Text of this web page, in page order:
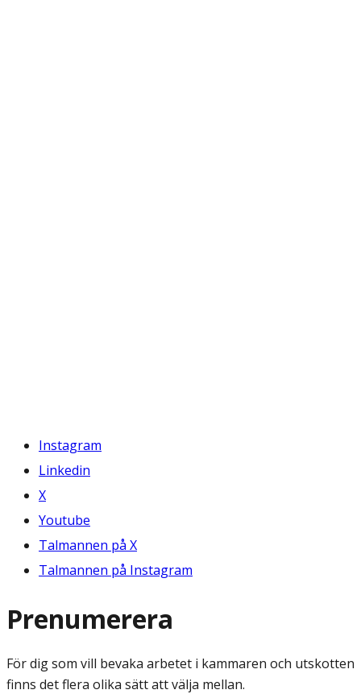
Instagram
Linkedin
X
Youtube
Talmannen på X
Talmannen på Instagram
Prenumerera
För dig som vill bevaka arbetet i kammaren och utskotten
finns det flera olika sätt att välja mellan.